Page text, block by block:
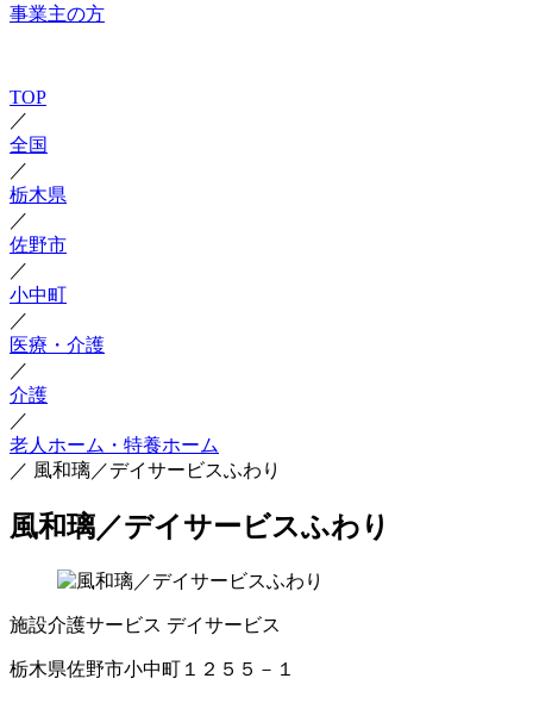
事業主の方
TOP
／
全国
／
栃木県
／
佐野市
／
小中町
／
医療・介護
／
介護
／
老人ホーム・特養ホーム
／ 風和璃／デイサービスふわり
風和璃／デイサービスふわり
施設介護サービス デイサービス
栃木県佐野市小中町１２５５－１